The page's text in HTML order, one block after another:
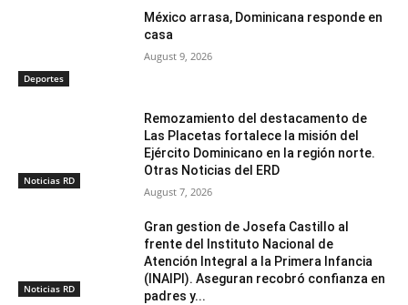
Deportes
México arrasa, Dominicana responde en
casa
August 9, 2026
Noticias RD
Remozamiento del destacamento de
Las Placetas fortalece la misión del
Ejército Dominicano en la región norte.
Otras Noticias del ERD
August 7, 2026
Noticias RD
Gran gestion de Josefa Castillo al
frente del Instituto Nacional de
Atención Integral a la Primera Infancia
(INAIPI). Aseguran recobró confianza en
padres y...